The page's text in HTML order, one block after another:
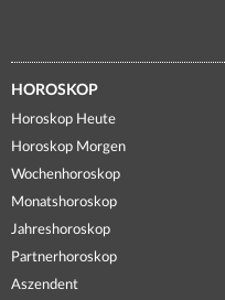
HOROSKOP
Horoskop Heute
Horoskop Morgen
Wochenhoroskop
Monatshoroskop
Jahreshoroskop
Partnerhoroskop
Aszendent